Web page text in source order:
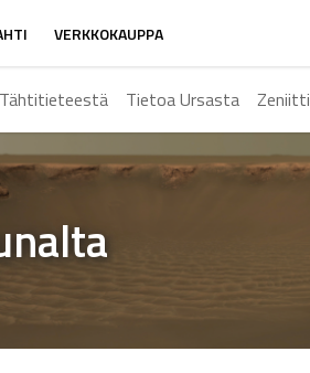
VERKKOKAUPPA
Tähtitieteestä Tietoa Ursasta Zeniitti